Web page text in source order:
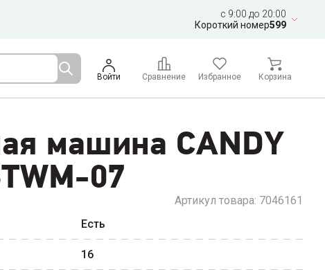
c 9:00 до 20:00
Короткий номер599
Войти Сравнение Избранное Корзина
машина CANDY
07
Артикул товара: 7046161
Есть
16